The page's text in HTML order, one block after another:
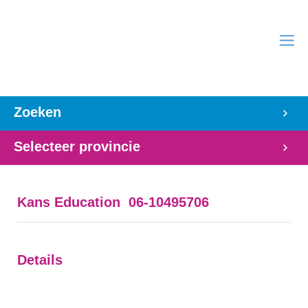
Zoeken
Selecteer provincie
Kans Education 06-10495706
Details